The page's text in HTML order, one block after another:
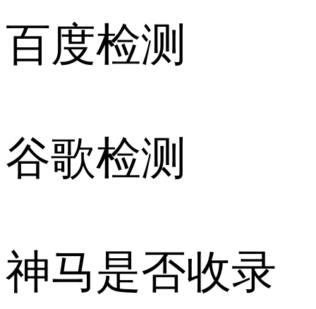
百度检测
谷歌检测
神马是否收录